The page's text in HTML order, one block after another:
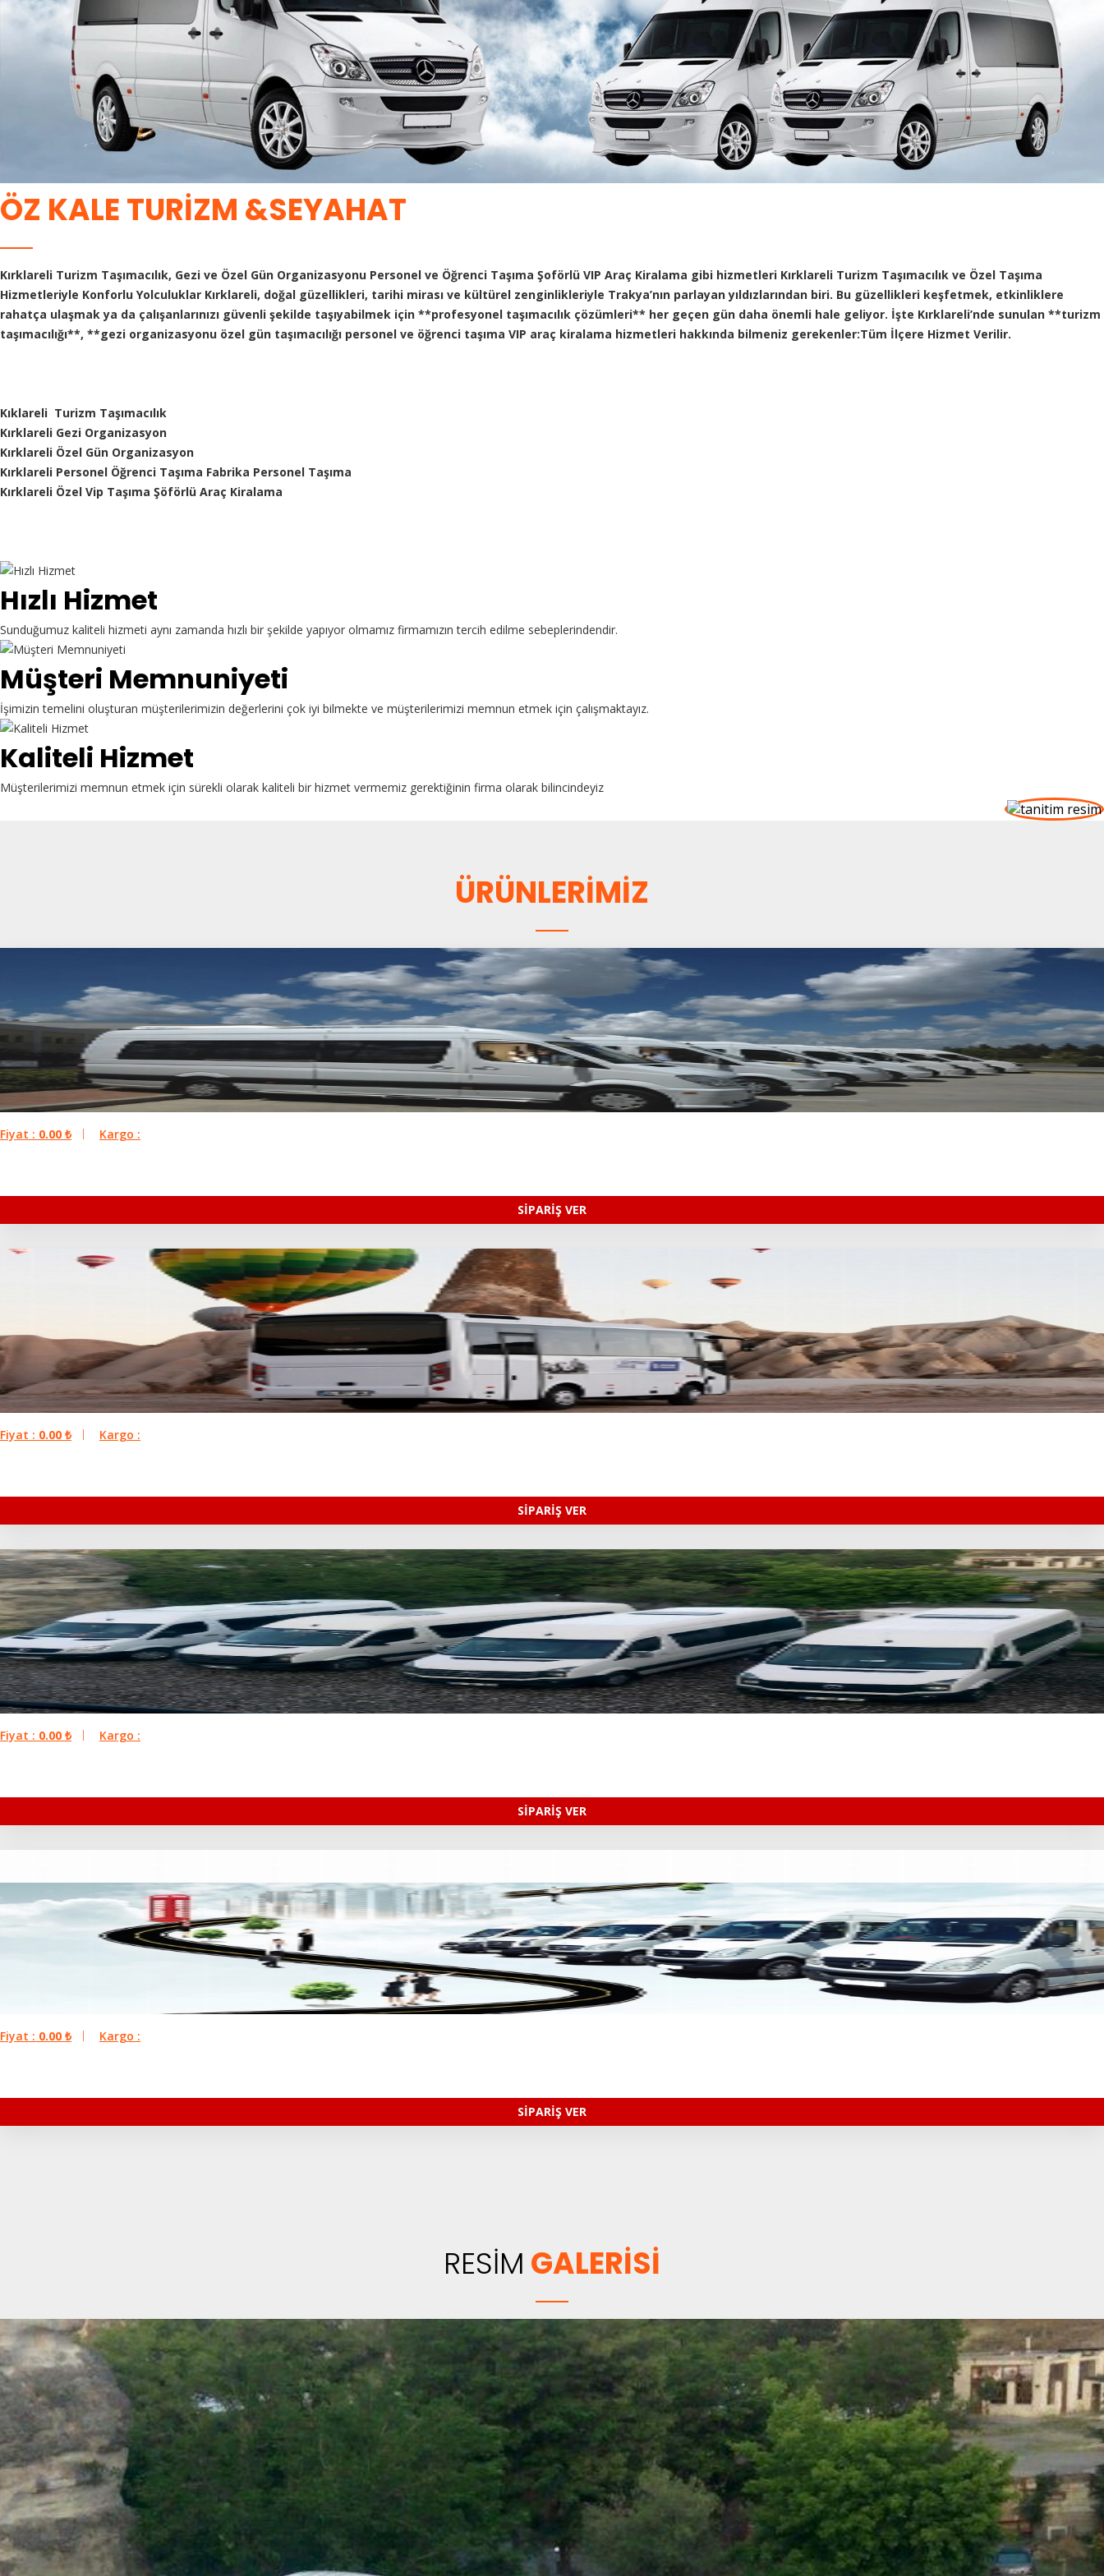
ÖZ KALE TURİZM &SEYAHAT
Kırklareli Turizm Taşımacılık, Gezi ve Özel Gün Organizasyonu Personel ve Öğrenci Taşıma Şoförlü VIP Araç Kiralama gibi hizmetleri Kırklareli Turizm Taşımacılık ve Özel Taşıma
Hizmetleriyle Konforlu Yolculuklar Kırklareli, doğal güzellikleri, tarihi mirası ve kültürel zenginlikleriyle Trakya’nın parlayan yıldızlarından biri. Bu güzellikleri keşfetmek, etkinliklere
rahatça ulaşmak ya da çalışanlarınızı güvenli şekilde taşıyabilmek için **profesyonel taşımacılık çözümleri** her geçen gün daha önemli hale geliyor. İşte Kırklareli’nde sunulan **turizm
taşımacılığı**, **gezi organizasyonu özel gün taşımacılığı personel ve öğrenci taşıma VIP araç kiralama hizmetleri hakkında bilmeniz gerekenler:Tüm İlçere Hizmet Verilir.
Kıklareli Turizm Taşımacılık
Kırklareli Gezi Organizasyon
Kırklareli Özel Gün Organizasyon
Kırklareli Personel Öğrenci Taşıma Fabrika Personel Taşıma
Kırklareli Özel Vip Taşıma Şöförlü Araç Kiralama
Hızlı Hizmet
Sunduğumuz kaliteli hizmeti aynı zamanda hızlı bir şekilde yapıyor olmamız firmamızın tercih edilme sebeplerindendir.
Müşteri Memnuniyeti
İşimizin temelini oluşturan müşterilerimizin değerlerini çok iyi bilmekte ve müşterilerimizi memnun etmek için çalışmaktayız.
Kaliteli Hizmet
Müşterilerimizi memnun etmek için sürekli olarak kaliteli bir hizmet vermemiz gerektiğinin firma olarak bilincindeyiz
ÜRÜNLERİMİZ
Fiyat : 0.00 ₺ Kargo :
SİPARİŞ VER
Fiyat : 0.00 ₺ Kargo :
SİPARİŞ VER
Fiyat : 0.00 ₺ Kargo :
SİPARİŞ VER
Fiyat : 0.00 ₺ Kargo :
SİPARİŞ VER
RESİM GALERİSİ